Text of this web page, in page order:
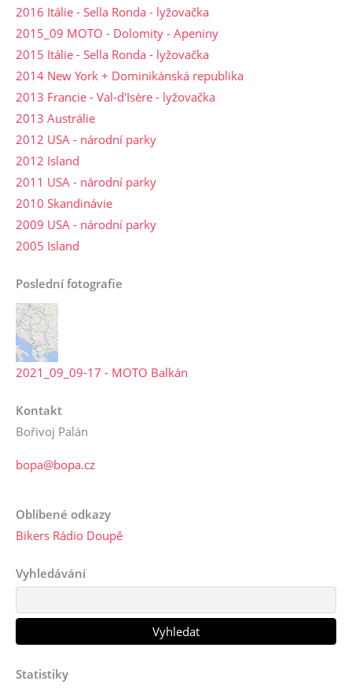
2016 Itálie - Sella Ronda - lyžovačka
2015_09 MOTO - Dolomity - Apeniny
2015 Itálie - Sella Ronda - lyžovačka
2014 New York + Dominikánská republika
2013 Francie - Val-d'Isère - lyžovačka
2013 Austrálie
2012 USA - národní parky
2012 Island
2011 USA - národní parky
2010 Skandinávie
2009 USA - národní parky
2005 Island
Poslední fotografie
2021_09_09-17 - MOTO Balkán
Kontakt
Bořivoj Palán
bopa@bopa.cz
Oblíbené odkazy
Bikers Rádio Doupě
Vyhledávání
Statistiky